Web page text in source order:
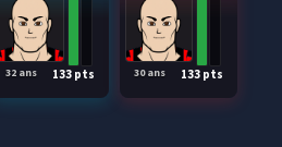
133 pts
32 ans 133 pts
30 ans